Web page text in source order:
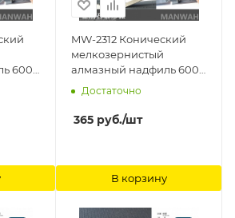
600#
MW-2312 Конический
мелкозернистый
алмазный надфиль 600#
(начало 0.3 Ширина
8mm) ManWah
Достаточно
365 руб./шт
В корзину